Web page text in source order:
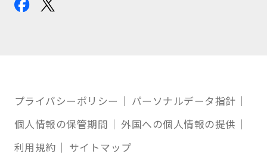
プライバシーポリシー
パーソナルデータ指針
個人情報の保管期間
外国への個人情報の提供
利用規約
サイトマップ